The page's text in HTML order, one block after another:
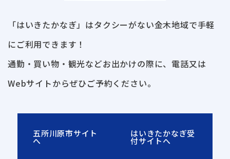
「はいきたかなぎ」はタクシーがない金木地域で手軽
にご利用できます！
通勤・買い物・観光などお出かけの際に、電話又は
Webサイトからぜひご予約ください。
五所川原市サイト
へ
はいきたかなぎ受
付サイトへ